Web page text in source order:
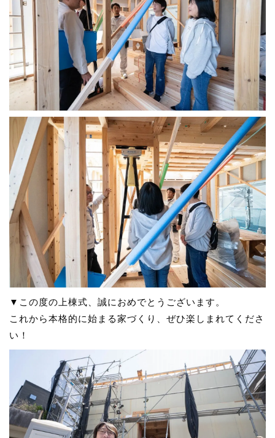
▼この度の上棟式、誠におめでとうございます。
これから本格的に始まる家づくり、ぜひ楽しまれてくださ
い！